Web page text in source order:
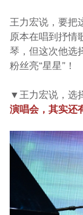
王力宏说，要把
原本在唱到抒情
琴，但这次他选
粉丝亮“星星”！
▼王力宏说，选
演唱会，其实还